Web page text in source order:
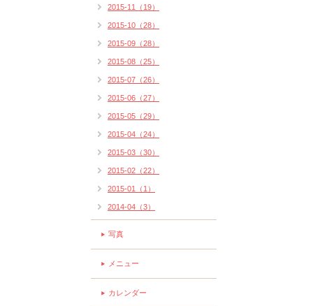
2015-11（19）
2015-10（28）
2015-09（28）
2015-08（25）
2015-07（26）
2015-06（27）
2015-05（29）
2015-04（24）
2015-03（30）
2015-02（22）
2015-01（1）
2014-04（3）
写真
メニュー
カレンダー